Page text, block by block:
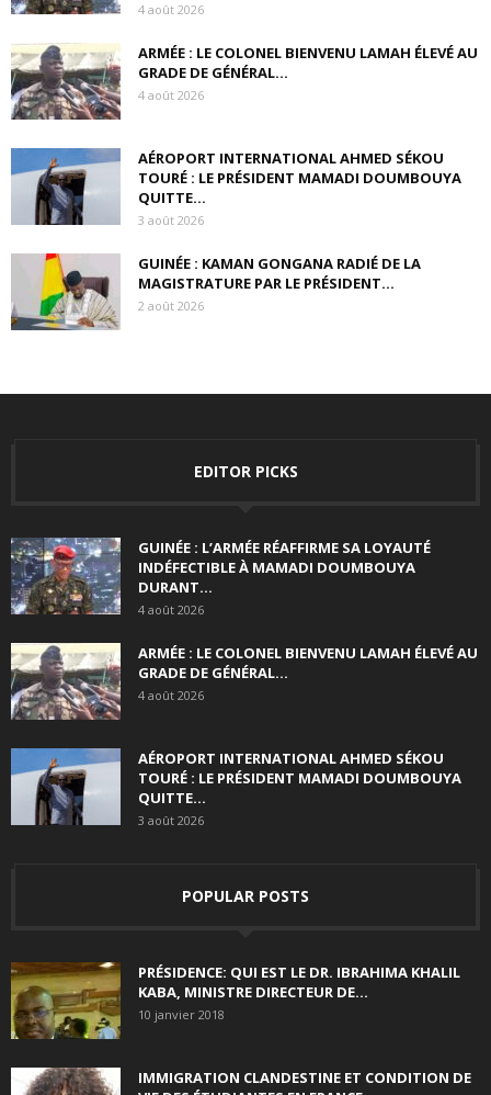
4 août 2026
ARMÉE : LE COLONEL BIENVENU LAMAH ÉLEVÉ AU
GRADE DE GÉNÉRAL...
4 août 2026
AÉROPORT INTERNATIONAL AHMED SÉKOU
TOURÉ : LE PRÉSIDENT MAMADI DOUMBOUYA
QUITTE...
3 août 2026
GUINÉE : KAMAN GONGANA RADIÉ DE LA
MAGISTRATURE PAR LE PRÉSIDENT...
2 août 2026
EDITOR PICKS
GUINÉE : L’ARMÉE RÉAFFIRME SA LOYAUTÉ
INDÉFECTIBLE À MAMADI DOUMBOUYA
DURANT...
4 août 2026
ARMÉE : LE COLONEL BIENVENU LAMAH ÉLEVÉ AU
GRADE DE GÉNÉRAL...
4 août 2026
AÉROPORT INTERNATIONAL AHMED SÉKOU
TOURÉ : LE PRÉSIDENT MAMADI DOUMBOUYA
QUITTE...
3 août 2026
POPULAR POSTS
PRÉSIDENCE: QUI EST LE DR. IBRAHIMA KHALIL
KABA, MINISTRE DIRECTEUR DE...
10 janvier 2018
IMMIGRATION CLANDESTINE ET CONDITION DE